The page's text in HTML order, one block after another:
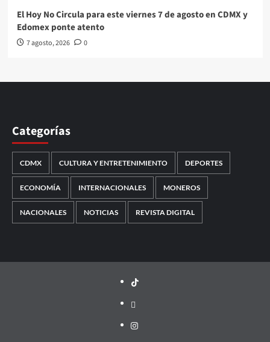
El Hoy No Circula para este viernes 7 de agosto en CDMX y
Edomex ponte atento
7 agosto, 2026 0
Categorías
CDMX CULTURA Y ENTRETENIMIENTO DEPORTES
ECONOMÍA INTERNACIONALES MONEROS
NACIONALES NOTICIAS REVISTA DIGITAL
TikTok
threads
Instagram